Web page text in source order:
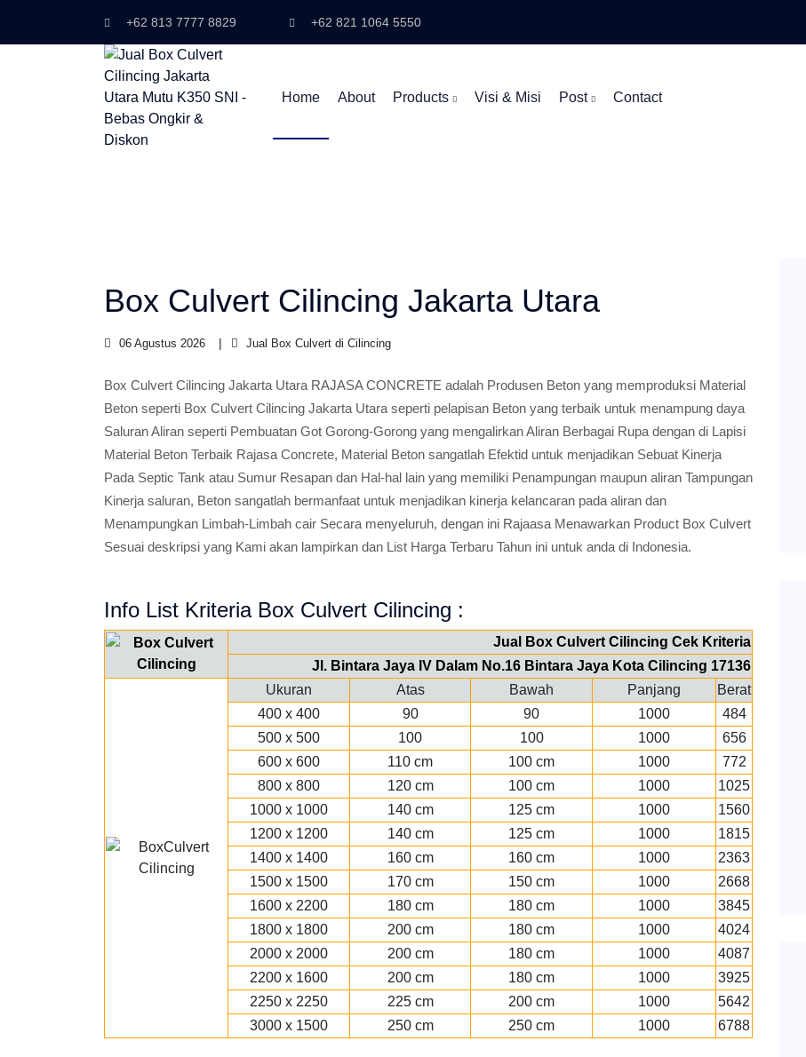
+62 813 7777 8829 +62 821 1064 5550
Home About Products Visi & Misi Post Contact
Box Culvert Cilincing Jakarta Utara
06 Agustus 2026 Jual Box Culvert di Cilincing
Box Culvert Cilincing Jakarta Utara RAJASA CONCRETE adalah Produsen Beton yang memproduksi Material
Beton seperti Box Culvert Cilincing Jakarta Utara seperti pelapisan Beton yang terbaik untuk menampung daya
Saluran Aliran seperti Pembuatan Got Gorong-Gorong yang mengalirkan Aliran Berbagai Rupa dengan di Lapisi
Material Beton Terbaik Rajasa Concrete, Material Beton sangatlah Efektid untuk menjadikan Sebuat Kinerja
Pada Septic Tank atau Sumur Resapan dan Hal-hal lain yang memiliki Penampungan maupun aliran Tampungan
Kinerja saluran, Beton sangatlah bermanfaat untuk menjadikan kinerja kelancaran pada aliran dan
Menampungkan Limbah-Limbah cair Secara menyeluruh, dengan ini Rajaasa Menawarkan Product Box Culvert
Sesuai deskripsi yang Kami akan lampirkan dan List Harga Terbaru Tahun ini untuk anda di Indonesia.
Info List Kriteria Box Culvert Cilincing :
Jual Box Culvert Cilincing Cek Kriteria
Jl. Bintara Jaya IV Dalam No.16 Bintara Jaya Kota Cilincing 17136
Ukuran
Atas Bawah Panjang
Berat
400 x 400
90 90 1000
484
500 x 500
100 100 1000
656
600 x 600
110 cm 100 cm 1000
772
800 x 800
120 cm 100 cm 1000
1025
1000 x 1000
140 cm 125 cm 1000
1560
1200 x 1200
140 cm 125 cm 1000
1815
1400 x 1400
160 cm 160 cm 1000
2363
1500 x 1500
170 cm 150 cm 1000
2668
1600 x 2200
180 cm 180 cm 1000
3845
1800 x 1800
200 cm 180 cm 1000
4024
2000 x 2000
200 cm 180 cm 1000
4087
2200 x 1600
200 cm 180 cm 1000
3925
2250 x 2250
225 cm 200 cm 1000
5642
3000 x 1500
250 cm 250 cm 1000 6788